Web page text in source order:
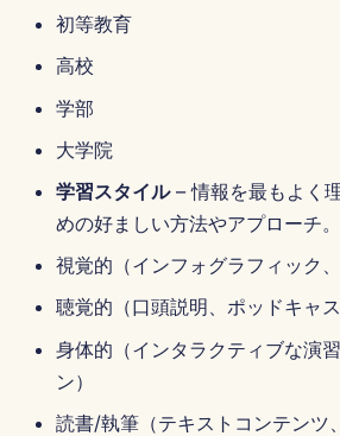
2025年8月22日
2025年8月15日
2025年8月1日
2025年7月18日
2025年7月11日
2025年7月4日
初等教育
高校
学部
大学院
学習スタイル– 情報を最もよく
めの好ましい方法やアプローチ。
視覚的（インフォグラフィック、
聴覚的（口頭説明、ポッドキャス
身体的（インタラクティブな演
ン）
読書/執筆（テキストコンテンツ